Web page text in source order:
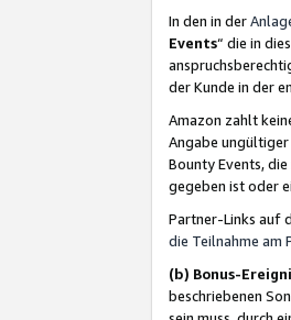
In den in der
Events“ die in
der Kunde in der
Amazon zahlt
Angabe
Bounty Events,
gegeben ist oder
Partner-Links auf
die Teilnahme am
(b) Bonus-
beschriebenen